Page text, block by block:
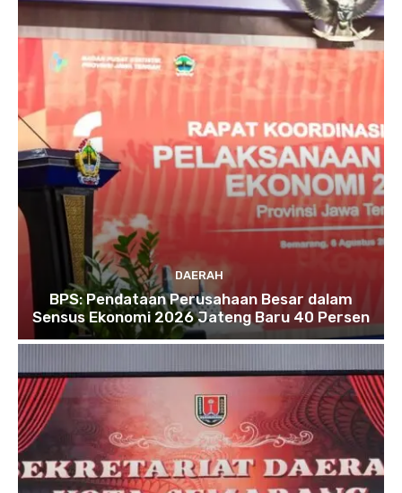
DAERAH
BPS: Pendataan Perusahaan Besar dalam
Sensus Ekonomi 2026 Jateng Baru 40 Persen